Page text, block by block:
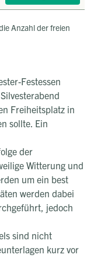
Anzahl der freien
Festessen
Freiheitsplatz in
sollte. Ein
der
Witterung und
um ein best
werden dabei
jedoch
sind nicht
kurz vor